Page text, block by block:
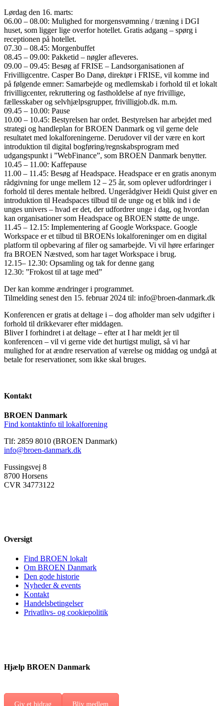
Lørdag den 16. marts:
06.00 – 08.00: Mulighed for morgensvømning / træning i DGI
huset, som ligger lige overfor hotellet. Gratis adgang – spørg i
receptionen på hotellet.
07.30 – 08.45: Morgenbuffet
08.45 – 09.00: Pakketid – nøgler afleveres.
09.00 – 09.45: Besøg af FRISE – Landsorganisationen af
Frivilligcentre. Casper Bo Danø, direktør i FRISE, vil komme ind
på følgende emner: Samarbejde og medlemskab i forhold til et lokalt
frivilligcenter, rekruttering og fastholdelse af nye frivillige,
fællesskaber og selvhjælpsgrupper, frivilligjob.dk. m.m.
09.45 – 10.00: Pause
10.00 – 10.45: Bestyrelsen har ordet. Bestyrelsen har arbejdet med
strategi og handleplan for BROEN Danmark og vil gerne dele
resultatet med lokalforeningerne. Derudover vil der være en kort
introduktion til digital bogføring/regnskabsprogram med
udgangspunkt i ”WebFinance”, som BROEN Danmark benytter.
10.45 – 11.00: Kaffepause
11.00 – 11.45: Besøg af Headspace. Headspace er en gratis anonym
rådgivning for unge mellem 12 – 25 år, som oplever udfordringer i
forhold til deres mentale helbred. Ungerådgiver Heidi Quist giver en
introduktion til Headspaces tilbud til de unge og et blik ind i de
unges univers – hvad er det, der udfordrer unge i dag, og hvordan
kan organisationer som Headspace og BROEN støtte de unge.
11.45 – 12.15: Implementering af Google Workspace. Google
Workspace er et tilbud til BROENs lokalforeninger om en digital
platform til opbevaring af filer og samarbejde. Vi vil høre erfaringer
fra BROEN Næstved, som har taget Workspace i brug.
12.15– 12.30: Opsamling og tak for denne gang
12.30: ”Frokost til at tage med”
Der kan komme ændringer i programmet.
Tilmelding senest den 15. februar 2024 til: info@broen-danmark.dk
Konferencen er gratis at deltage i – dog afholder man selv udgifter i
forhold til drikkevarer efter middagen.
Bliver I forhindret i at deltage – efter at I har meldt jer til
konferencen – vil vi gerne vide det hurtigst muligt, så vi har
mulighed for at ændre reservation af værelse og middag og undgå at
betale for reservationer, som ikke skal bruges.
Kontakt
BROEN Danmark
Find kontaktinfo til lokalforening
Tlf: 2859 8010 (BROEN Danmark)
info@broen-danmark.dk
Fussingsvej 8
8700 Horsens
CVR 34773122
Oversigt
Find BROEN lokalt
Om BROEN Danmark
Den gode historie
Nyheder & events
Kontakt
Handelsbetingelser
Privatlivs- og cookiepolitik
Hjælp BROEN Danmark
Giv et bidrag Bliv medlem